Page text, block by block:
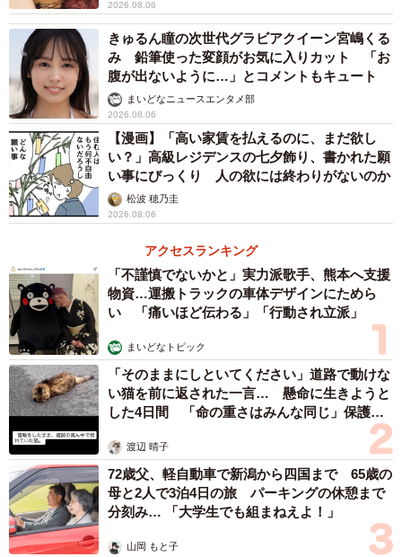
2026.08.06
きゅるん瞳の次世代グラビアクイーン宮嶋くる
み 鉛筆使った変顔がお気に入りカット 「お
腹が出ないように…」とコメントもキュート
まいどなニュースエンタメ部
2026.08.06
【漫画】「高い家賃を払えるのに、まだ欲し
い？」高級レジデンスの七夕飾り、書かれた願
い事にびっくり 人の欲には終わりがないのか
松波 穂乃圭
2026.08.06
アクセスランキング
「不謹慎でないかと」実力派歌手、熊本へ支援
物資…運搬トラックの車体デザインにためら
い 「痛いほど伝わる」「行動され立派」
まいどなトピック
「そのままにしといてください」道路で動けな
い猫を前に返された一言… 懸命に生きようと
した4日間 「命の重さはみんな同じ」保護団
渡辺 晴子
72歳父、軽自動車で新潟から四国まで 65歳の
母と2人で3泊4日の旅 パーキングの休憩まで
分刻み… 「大学生でも組まねえよ！」
山岡 もと子